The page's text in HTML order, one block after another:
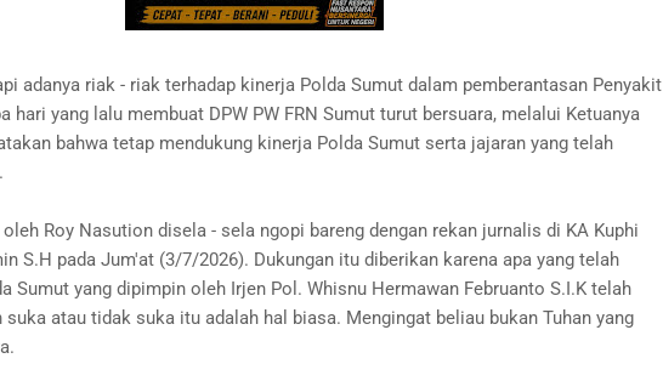
adanya riak - riak terhadap kinerja Polda Sumut dalam pemberantasan Penyakit
hari yang lalu membuat DPW PW FRN Sumut turut bersuara, melalui Ketuanya
bahwa tetap mendukung kinerja Polda Sumut serta jajaran yang telah
Roy Nasution disela - sela ngopi bareng dengan rekan jurnalis di KA Kuphi
S.H pada Jum'at (3/7/2026). Dukungan itu diberikan karena apa yang telah
Sumut yang dipimpin oleh Irjen Pol. Whisnu Hermawan Februanto S.I.K telah
atau tidak suka itu adalah hal biasa. Mengingat beliau bukan Tuhan yang